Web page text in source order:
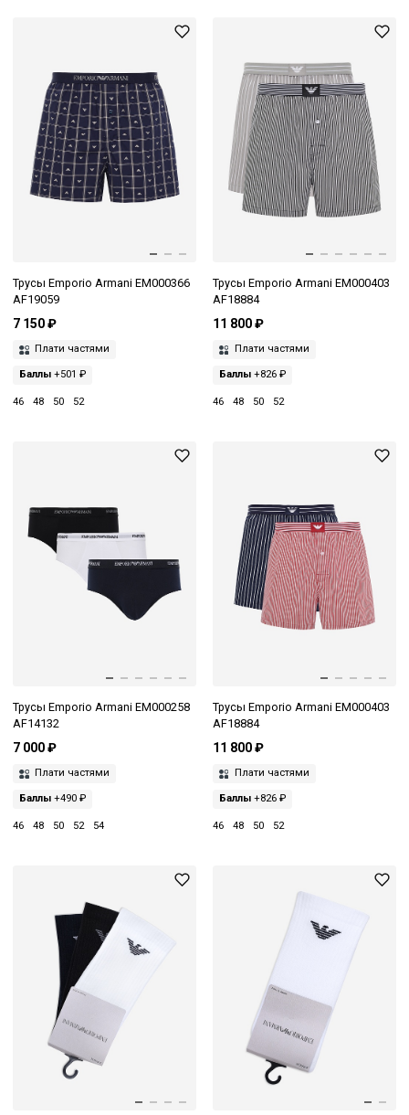
Трусы Emporio Armani EM000366
AF19059
7 150 ₽
Плати частями
Баллы +501 ₽
46 48 50 52
Трусы Emporio Armani EM000403
AF18884
11 800 ₽
Плати частями
Баллы+826 ₽
46 48 50 52
Трусы Emporio Armani EM000258
AF14132
7 000 ₽
Плати частями
Баллы +490 ₽
46 48 50 52 54
Трусы Emporio Armani EM000403
AF18884
11 800 ₽
Плати частями
Баллы+826 ₽
46 48 50 52